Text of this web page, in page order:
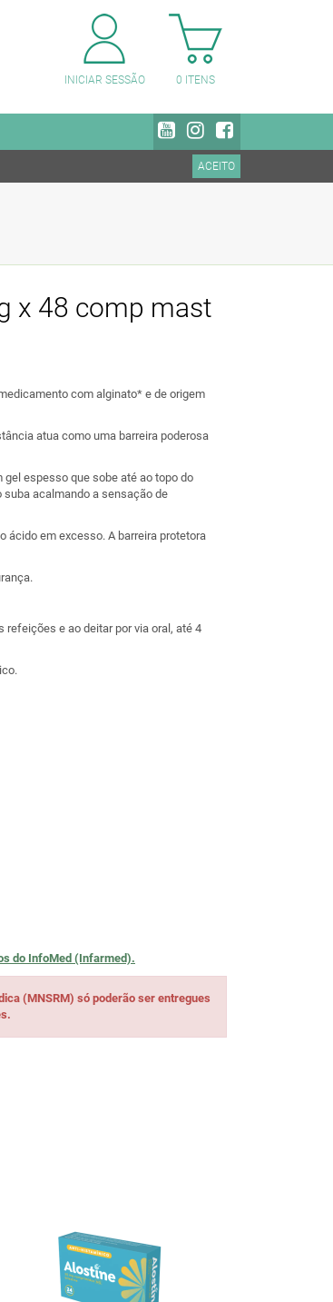
CATEGORIAS
0 ITENS
INICIAR SESSÃO
ACEITO
x 48 comp mast
com alginato* e de origem
atua como uma barreira poderosa
espesso que sobe até ao topo do
suba acalmando a sensação de
ácido em excesso. A barreira protetora
e ao deitar por via oral, até 4
do InfoMed (Infarmed).
(MNSRM) só poderão ser entregues